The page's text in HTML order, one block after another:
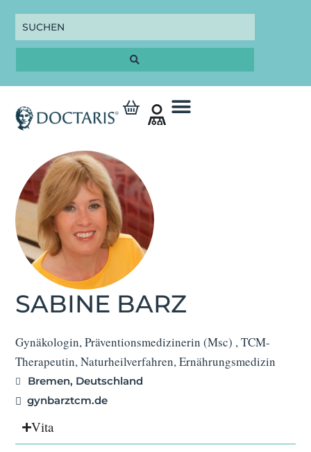
SABINE BARZ
Gynäkologin, Präventionsmedizinerin (Msc) , TCM-
Therapeutin, Naturheilverfahren, Ernährungsmedizin
Bremen, Deutschland
gynbarztcm.de
Vita